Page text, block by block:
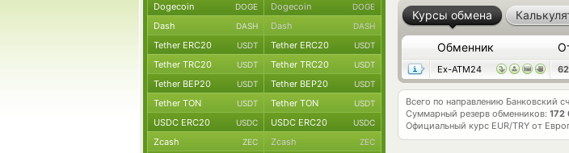
Курсы обмена
Обменник
Ex-ATM24
Всего по направлению Банковский
Суммарный резерв обменников: 172
Официальный курс EUR/TRY от
Dogecoin DOGE Dogecoin DOGE
Dash DASH Dash DASH
Tether ERC20 USDT Tether ERC20 USDT
Tether TRC20 USDT Tether TRC20 USDT
Tether BEP20 USDT Tether BEP20 USDT
Tether TON USDT Tether TON USDT
USDC ERC20 USDC USDC ERC20 USDC
Zcash ZEC Zcash ZEC